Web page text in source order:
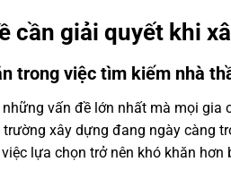
cần giải quyết khi
trong việc tìm kiếm nhà
vấn đề lớn nhất mà mọi gia
trường xây dựng đang ngày càng
lựa chọn trở nên khó khăn hơn